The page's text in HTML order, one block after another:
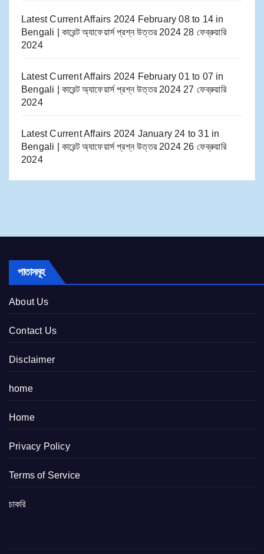
Latest Current Affairs 2024 February 08 to 14​ in
Bengali | কারেন্ট অ্যাফেয়ার্স প্রশ্ন উত্তর 2024 28 ফেব্রুয়ারি
2024
Latest Current Affairs 2024 February 01 to 07​ in
Bengali | কারেন্ট অ্যাফেয়ার্স প্রশ্ন উত্তর 2024 27 ফেব্রুয়ারি
2024
Latest Current Affairs 2024 January 24 to 31​ in
Bengali | কারেন্ট অ্যাফেয়ার্স প্রশ্ন উত্তর 2024 26 ফেব্রুয়ারি
2024
পাতাসমূহ
About Us
Contact Us
Disclaimer
home
Home
Privacy Policy
Terms of Service
চাকরি